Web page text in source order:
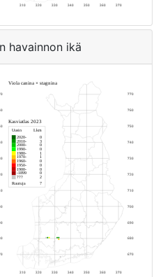
havainnon ikä